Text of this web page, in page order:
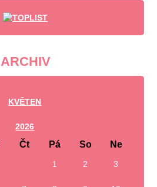
ARCHIV
KVĚTEN
2026
Čt Pá So Ne
1 2 3